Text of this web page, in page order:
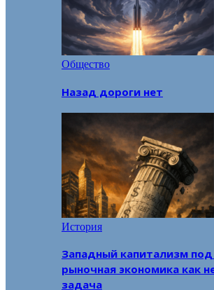
Общество
Назад дороги нет
История
Западный капитализм
рыночная экономика как
задача